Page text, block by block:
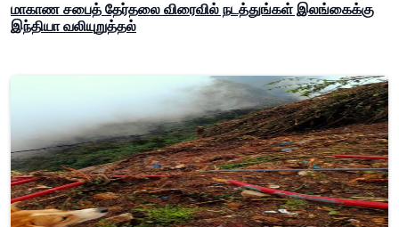
மாகாண சபைத் தேர்தலை விரைவில் நடத்துங்கள் இலங்கைக்கு
இந்தியா வலியுறுத்தல்